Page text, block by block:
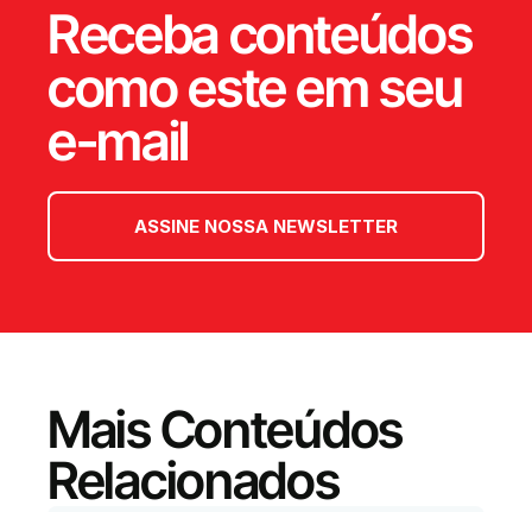
Receba conteúdos
como este em seu
e-mail
ASSINE NOSSA NEWSLETTER
Mais Conteúdos
Relacionados